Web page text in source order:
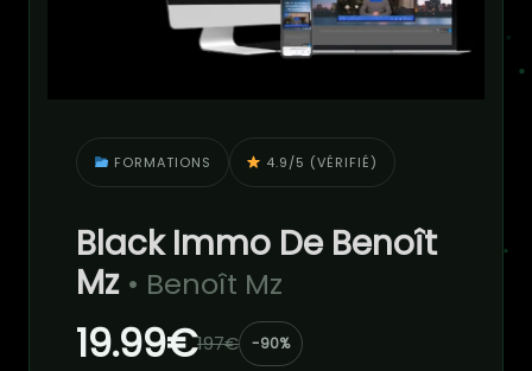
FORMATIONS 4.9/5 (VÉRIFIÉ)
Black Immo De Benoît
Mz • Benoît Mz
19.99€197€ -90%